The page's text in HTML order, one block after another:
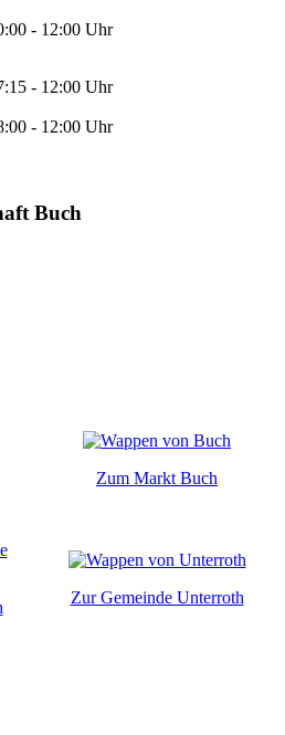
- 12:00 Uhr
- 12:00 Uhr
- 12:00 Uhr
Buch
Zum Markt Buch
Zur Gemeinde Unterroth